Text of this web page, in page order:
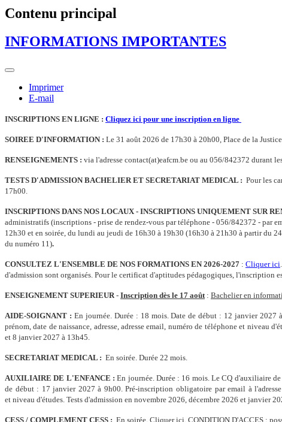
Contenu principal
INFORMATIONS IMPORTANTES
Imprimer
E-mail
INSCRIPTIONS EN LIGNE : Cliquez ici pour une inscription en ligne
SOIREE D'INFORMATION : Le 31 août 2026 de 17h30 à 20h00, Place de la
RENSEIGNEMENTS : via l'adresse contact(at)eafcm.be ou au 056/842372 durant
TESTS D'ADMISSION BACHELIER ET SECRETARIAT MEDICAL : Pour les
17h00.
INSCRIPTIONS DANS NOS LOCAUX - INSCRIPTIONS UNIQUEMENT SUR
administratifs (inscriptions - prise de rendez-vous par téléphone - 056/842372 - par
12h30 et en soirée, du lundi au jeudi de 16h30 à 19h30 (16h30 à 21h30 à partir du
du numéro 11).
CONSULTEZ L'ENSEMBLE DE NOS FORMATIONS EN 2026-2027 : Cliquer ici
d'admission sont organisés. Pour le certificat d'aptitudes pédagogiques, l'inscription
ENSEIGNEMENT SUPERIEUR - Inscription dès le 17 août : Bachelier en
AIDE-SOIGNANT : En journée. Durée : 18 mois. Date de début : 12 janvier 2027
prénom, date de naissance, adresse, adresse email, numéro de téléphone et niveau
et 8 janvier 2027 à 13h45.
SECRETARIAT MEDICAL : En soirée. Durée 22 mois.
AUXILIAIRE DE L'ENFANCE :En journée. Durée : 16 mois. Le CQ d'auxiliaire
de début : 17 janvier 2027 à 9h00.Pré-inscription obligatoire par email à
et niveau d'études. Tests d'admission en novembre 2026, décembre 2026 et janvier
CESS / COMPLEMENT CESS : En soirée. Cliquer ici . CONDITION D'ACCES :